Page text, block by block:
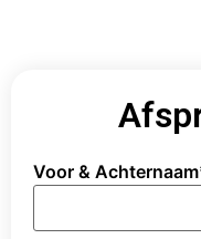
Voor & Achternaam